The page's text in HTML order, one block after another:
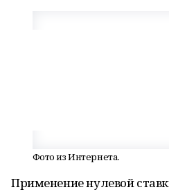
Фото из Интернета.
Применение нулевой